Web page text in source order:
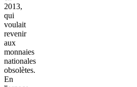
2013,
qui
voulait
revenir
aux
monnaies
nationales
obsolètes.
En